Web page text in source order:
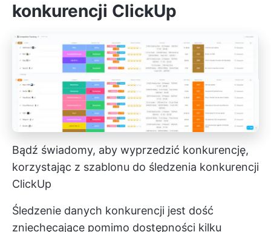
konkurencji ClickUp
Bądź świadomy, aby wyprzedzić konkurencję,
korzystając z szablonu do śledzenia konkurencji
ClickUp
Śledzenie danych konkurencji jest dość
zniechęcające pomimo dostępności kilku